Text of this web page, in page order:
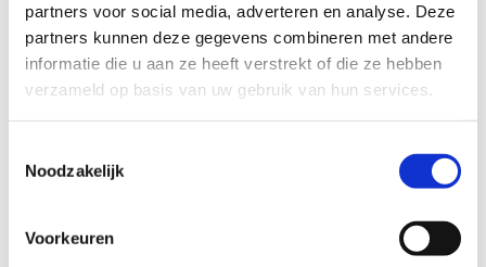
partners voor social media, adverteren en analyse. Deze
partners kunnen deze gegevens combineren met andere
informatie die u aan ze heeft verstrekt of die ze hebben
verzameld op basis van uw gebruik van hun services.
Noodzakelijk
Voorkeuren
Een recept voor gezelligheid met
deze vrolijke zusjes